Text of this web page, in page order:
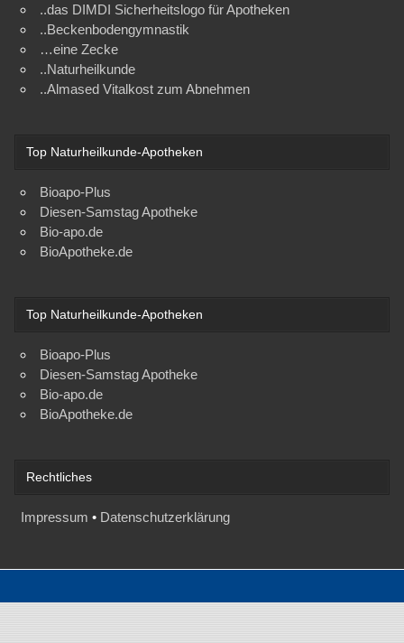
..das DIMDI Sicherheitslogo für Apotheken
..Beckenbodengymnastik
…eine Zecke
..Naturheilkunde
..Almased Vitalkost zum Abnehmen
Top Naturheilkunde-Apotheken
Bioapo-Plus
Diesen-Samstag Apotheke
Bio-apo.de
BioApotheke.de
Top Naturheilkunde-Apotheken
Bioapo-Plus
Diesen-Samstag Apotheke
Bio-apo.de
BioApotheke.de
Rechtliches
Impressum • Datenschutzerklärung